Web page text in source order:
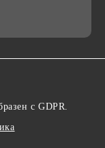
с GDPR.